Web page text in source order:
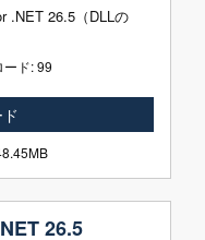
.NET 26.5（DLLの
ード:99
26.5